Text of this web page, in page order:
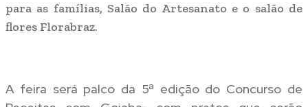
para as famílias, Salão do Artesanato e o salão de
flores Florabraz.
A feira será palco da 5ª edição do Concurso de